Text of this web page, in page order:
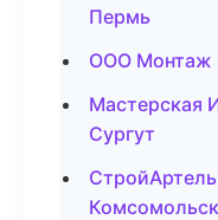
Пермь
ООО Монтаж
Мастерская
Сургут